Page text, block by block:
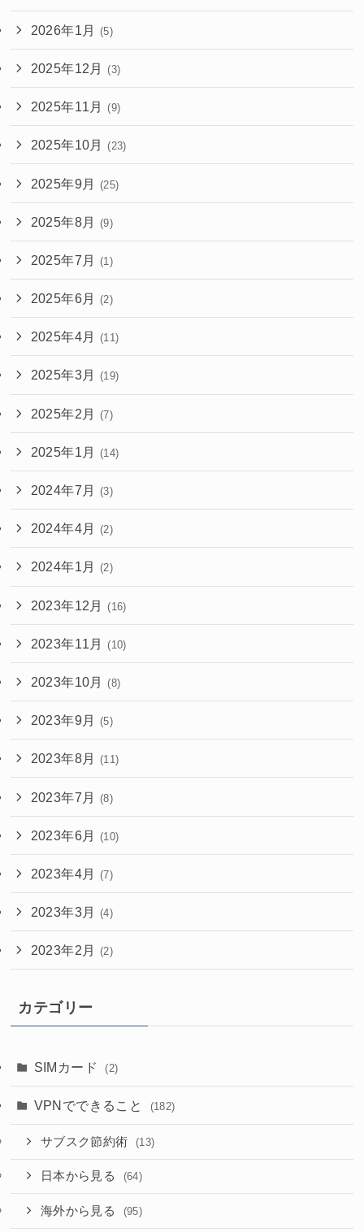
2026年1月 (5)
2025年12月 (3)
2025年11月 (9)
2025年10月 (23)
2025年9月 (25)
2025年8月 (9)
2025年7月 (1)
2025年6月 (2)
2025年4月 (11)
2025年3月 (19)
2025年2月 (7)
2025年1月 (14)
2024年7月 (3)
2024年4月 (2)
2024年1月 (2)
2023年12月 (16)
2023年11月 (10)
2023年10月 (8)
2023年9月 (5)
2023年8月 (11)
2023年7月 (8)
2023年6月 (10)
2023年4月 (7)
2023年3月 (4)
2023年2月 (2)
カテゴリー
SIMカード (2)
VPNでできること (182)
サブスク節約術 (13)
日本から見る (64)
海外から見る (95)